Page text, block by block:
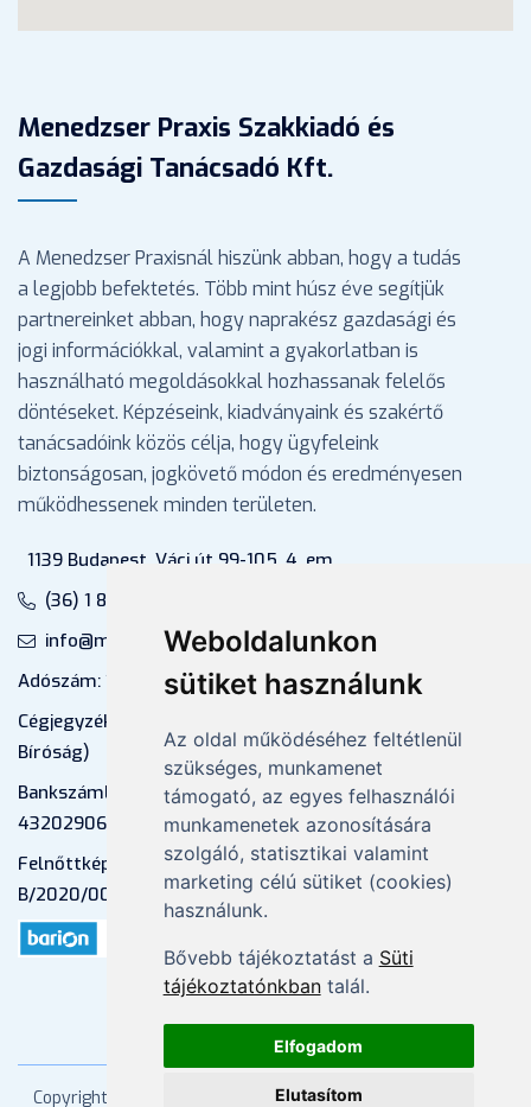
Weboldalunkon
sütiket használunk
Az oldal működéséhez feltétlenül
szükséges, munkamenet
támogató, az egyes felhasználói
munkamenetek azonosítására
szolgáló, statisztikai valamint
marketing célú sütiket (cookies)
használunk.
Bővebb tájékoztatást a Süti
tájékoztatónkbantalál.
Elfogadom
Elutasítom
Menedzser Praxis Szakkiadó és
Gazdasági Tanácsadó Kft.
A Menedzser Praxisnál hiszünk abban, hogy a tudás
a legjobb befektetés. Több mint húsz éve segítjük
partnereinket abban, hogy naprakész gazdasági és
jogi információkkal, valamint a gyakorlatban is
használható megoldásokkal hozhassanak felelős
döntéseket. Képzéseink, kiadványaink és szakértő
tanácsadóink közös célja, hogy ügyfeleink
biztonságosan, jogkövető módon és eredményesen
működhessenek minden területen.
1139 Budapest, Váci út 99-105. 4. em.
(36) 1 880 76 00
info@mprx.hu
Adószám: 13598145-2-41
Cégjegyzékszám: 01-09-883770 (Fővárosi
Bíróság)
Bankszámlaszám: CIB Bank, 10700581-
43202906-51100005
Felnőttképzési nyilvántartási szám:
B/2020/000053
Copyright 2026 Mprx. Minden jog fenntartva